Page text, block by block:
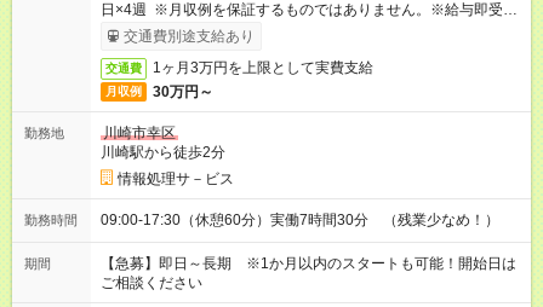
日×4週 ※月収例を保証するものではありません。※給与即受取
りサービス利用可（利用条件有）
交通費別途支給あり
交通費 1ヶ月3万円を上限として実費支給
月収例 30万円～
勤務地
川崎市幸区
川崎駅から徒歩2分
情報処理サ－ビス
勤務時間 09:00-17:30（休憩60分）実働7時間30分 （残業少なめ！）
期間
【急募】即日～長期 ※1か月以内のスタートも可能！開始日は
ご相談ください